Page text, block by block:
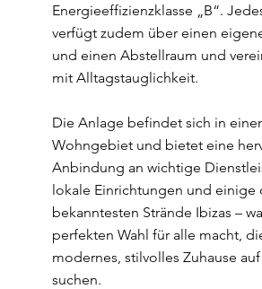
Energieeffizienzklasse „B“.
verfügt zudem über einen
und einen Abstellraum und
mit Alltagstauglichkeit.
Die Anlage befindet sich in
Wohngebiet und bietet eine
Anbindung an wichtige
lokale Einrichtungen und einige
bekanntesten Strände Ibizas –
perfekten Wahl für alle macht,
modernes, stilvolles Zuhause
suchen.